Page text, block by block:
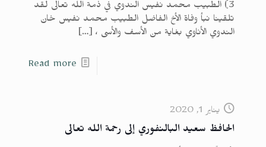
3) الطبيب محمد نفيس الندوي في ذمة الله تعالى لقد
تلقينا نبأ وفاة الأخ الفاضل الطبيب محمد نفيس خان
الندوي الأناوي بغاية من الأسف والأسى ، […]
Read more
يناير 1, 2020
الحافظ سعيد البالنفوري إلى رحمة الله تعالى